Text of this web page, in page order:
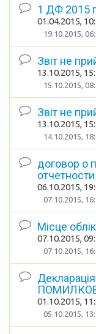
1 ДФ 2015
01.04.2015,
19.10.2015,
Звіт не
13.10.2015,
15.10.2015,
Звіт не
13.10.2015,
14.10.2015,
договор о
отчетности
06.10.2015,
07.10.2015,
Місце
07.10.2015,
07.10.2015,
01.10.2015,
05.10.2015,